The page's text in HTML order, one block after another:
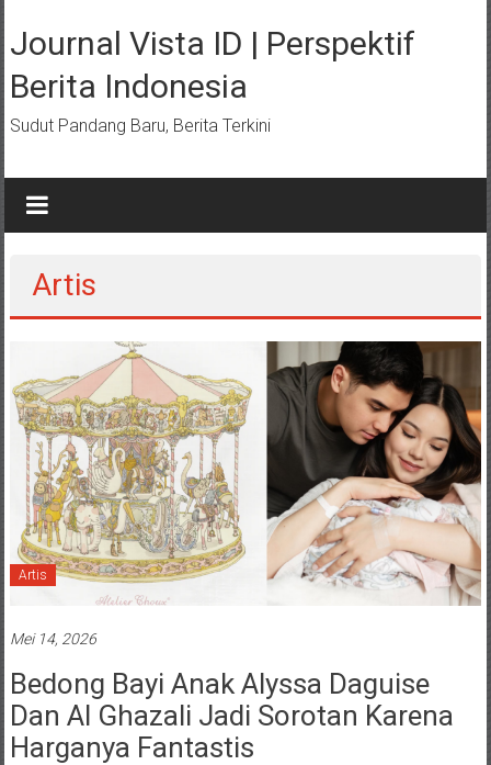
konten
Journal Vista ID | Perspektif
Berita Indonesia
Sudut Pandang Baru, Berita Terkini
Artis
Artis
Mei 14, 2026
Bedong Bayi Anak Alyssa Daguise
Dan Al Ghazali Jadi Sorotan Karena
Harganya Fantastis